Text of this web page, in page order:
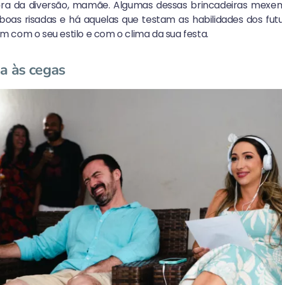
da diversão, mamãe. Algumas dessas brincadeiras
risadas e há aquelas que testam as habilidades dos
com o seu estilo e com o clima da sua festa.
às cegas